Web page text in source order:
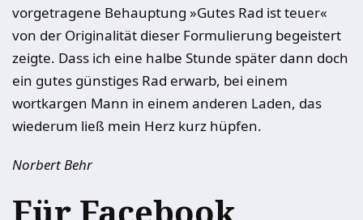
vorgetragene Behauptung »Gutes Rad ist teuer«
von der Originalität dieser Formulierung begeistert
zeigte. Dass ich eine halbe Stunde später dann doch
ein gutes günstiges Rad erwarb, bei einem
wortkargen Mann in einem anderen Laden, das
wiederum ließ mein Herz kurz hüpfen.
Norbert Behr